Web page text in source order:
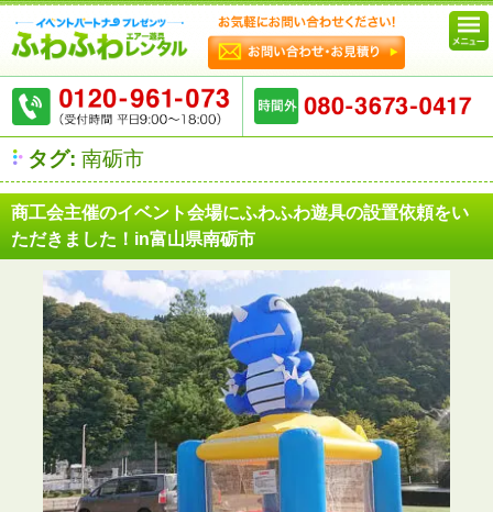
タグ: 南砺市
商工会主催のイベント会場にふわふわ遊具の設置依頼をい
ただきました！in富山県南砺市